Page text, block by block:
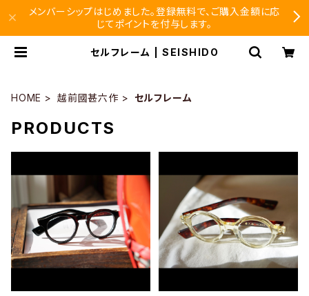
メンバーシップはじめました。登録無料で、ご購入金額に応
じてポイントを付与します。
セルフレーム | SEISHIDO
HOME 越前國甚六作 セルフレーム
PRODUCTS